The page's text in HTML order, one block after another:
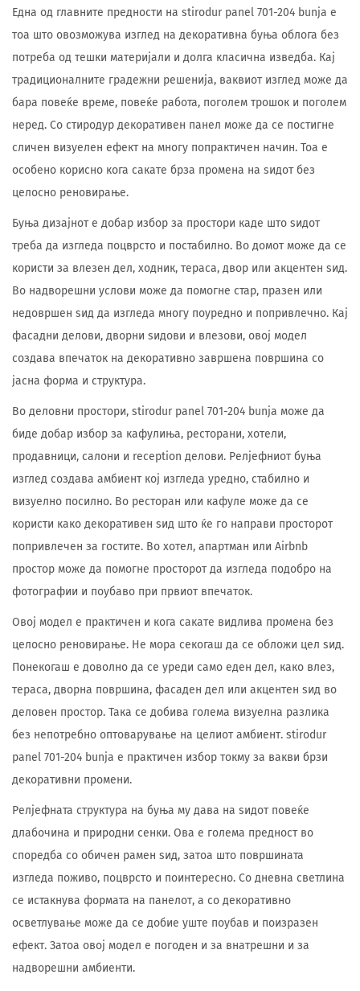
Една од главните предности на stirodur panel 701-204 bunja е
тоа што овозможува изглед на декоративна буња облога без
потреба од тешки материјали и долга класична изведба. Кај
традиционалните градежни решенија, ваквиот изглед може да
бара повеќе време, повеќе работа, поголем трошок и поголем
неред. Со стиродур декоративен панел може да се постигне
сличен визуелен ефект на многу попрактичен начин. Тоа е
особено корисно кога сакате брза промена на ѕидот без
целосно реновирање.
Буња дизајнот е добар избор за простори каде што ѕидот
треба да изгледа поцврсто и постабилно. Во домот може да се
користи за влезен дел, ходник, тераса, двор или акцентен ѕид.
Во надворешни услови може да помогне стар, празен или
недовршен ѕид да изгледа многу поуредно и попривлечно. Кај
фасадни делови, дворни ѕидови и влезови, овој модел
создава впечаток на декоративно завршена површина со
јасна форма и структура.
Во деловни простори, stirodur panel 701-204 bunja може да
биде добар избор за кафулиња, ресторани, хотели,
продавници, салони и reception делови. Релјефниот буња
изглед создава амбиент кој изгледа уредно, стабилно и
визуелно посилно. Во ресторан или кафуле може да се
користи како декоративен ѕид што ќе го направи просторот
попривлечен за гостите. Во хотел, апартман или Airbnb
простор може да помогне просторот да изгледа подобро на
фотографии и поубаво при првиот впечаток.
Овој модел е практичен и кога сакате видлива промена без
целосно реновирање. Не мора секогаш да се обложи цел ѕид.
Понекогаш е доволно да се уреди само еден дел, како влез,
тераса, дворна површина, фасаден дел или акцентен ѕид во
деловен простор. Така се добива голема визуелна разлика
без непотребно оптоварување на целиот амбиент. stirodur
panel 701-204 bunja е практичен избор токму за вакви брзи
декоративни промени.
Релјефната структура на буња му дава на ѕидот повеќе
длабочина и природни сенки. Ова е голема предност во
споредба со обичен рамен ѕид, затоа што површината
изгледа поживо, поцврсто и поинтересно. Со дневна светлина
се истакнува формата на панелот, а со декоративно
осветлување може да се добие уште поубав и поизразен
ефект. Затоа овој модел е погоден и за внатрешни и за
надворешни амбиенти.